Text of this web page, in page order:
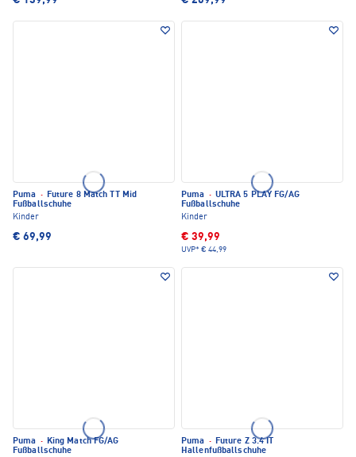
Puma · Future 8 Match TT Mid
Fußballschuhe
Kinder
€ 69,99
Puma · ULTRA 5 PLAY FG/AG
Fußballschuhe
Kinder
€ 39,99
UVP* € 44,99
Puma · King Match FG/AG
Fußballschuhe
Puma · Future Z 3.4 IT
Hallenfußballschuhe